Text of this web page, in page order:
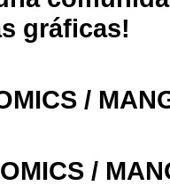
gráficas!
/
/